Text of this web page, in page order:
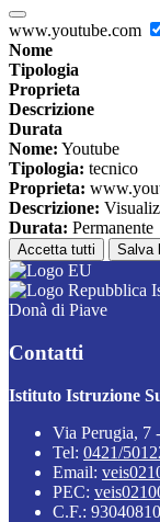
www.youtube.com
Nome
Tipologia
Proprieta
Descrizione
Durata
Nome: Youtube
Tipologia: tecnico
Proprieta:
Descrizione:
Durata: Permanente
Accetta tutti Salva
Donà di Piave
Contatti
Istituto Istruzione
Via Perugia, 7
Tel: 0421/
Email:
PEC:
C.F.: